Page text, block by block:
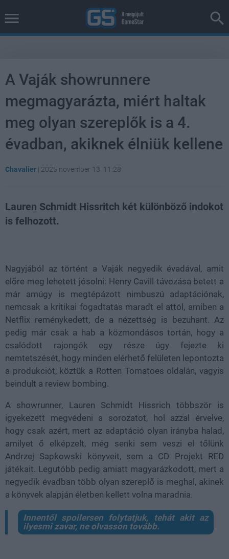
A Vaják showrunnere
megmagyarázta, miért haltak
meg olyan szereplők is a 4.
évadban, akiknek élniük kellene
Chavalier | 2025 november 13. 11:28
Lauren Schmidt Hissritch két különböző indokot
is felhozott.
Nagyjából az történt a Vaják negyedik évadával, amit
előre meg lehetett jósolni: Henry Cavill távozása betett a
már amúgy is megtépázott nimbuszú adaptációnak,
nemcsak a kritikai fogadtatás maradt el attól, amiben a
Netflix reménykedett, de a nézettség is bezuhant. Az
pedig már csak a hab a közmondásos tortán, hogy a
csalódott rajongók egy része úgy fejezte ki
nemtetszését, hogy minden elérhető felületen lepontozta
a produkciót, köztük a Rotten Tomatoes oldalán, vagyis
beindult a review bombing.
A showrunner, Lauren Schmidt Hissrich többször is
igyekezett megvédeni a sorozatot, hol azzal érvelve,
hogy csak azért, mert az adaptáció olyan irányba halad,
amilyet ő elképzelt, még senki sem veszi el tőlünk
Andrzej Sapkowski könyveit, sem a CD Projekt RED
játékait. Legutóbb pedig amiatt magyarázkodott, mert a
negyedik évadban több olyan szereplő is meghal, akinek
a könyvek alapján életben kellett volna maradnia.
Innentől spoilersen folytatjuk, tehát akit az
ilyesmi zavar, ne olvasson tovább.